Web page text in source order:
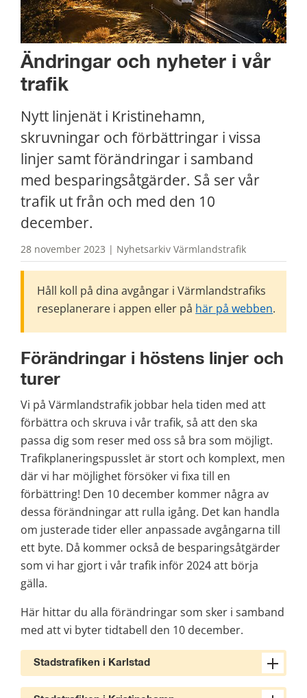
Ändringar och nyheter i vår
trafik
Nytt linjenät i Kristinehamn,
skruvningar och förbättringar i vissa
linjer samt förändringar i samband
med besparingsåtgärder. Så ser vår
trafik ut från och med den 10
december.
28 november 2023 | Nyhetsarkiv Värmlandstrafik
Håll koll på dina avgångar i Värmlandstrafiks
reseplanerare i appen eller på här på webben.
Förändringar i höstens linjer och
turer
Vi på Värmlandstrafik jobbar hela tiden med att
förbättra och skruva i vår trafik, så att den ska
passa dig som reser med oss så bra som möjligt.
Trafikplaneringspusslet är stort och komplext, men
där vi har möjlighet försöker vi fixa till en
förbättring! Den 10 december kommer några av
dessa förändningar att rulla igång. Det kan handla
om justerade tider eller anpassade avgångarna till
ett byte. Då kommer också de besparingsåtgärder
som vi har gjort i vår trafik inför 2024 att börja
gälla.
Här hittar du alla förändringar som sker i samband
med att vi byter tidtabell den 10 december.
Stadstrafiken i Karlstad